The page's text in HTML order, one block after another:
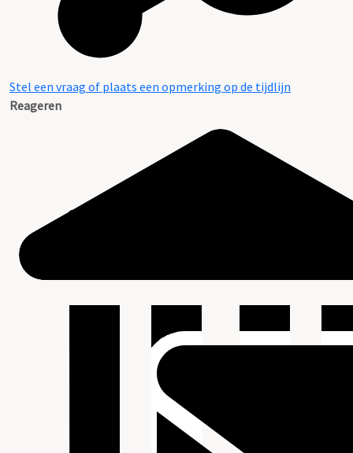
Stel een vraag of plaats een opmerking op de tijdlijn
Reageren